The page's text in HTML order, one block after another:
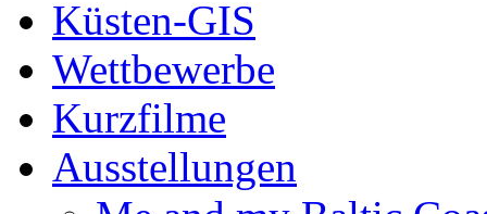
Küsten-GIS
Wettbewerbe
Kurzfilme
Ausstellungen